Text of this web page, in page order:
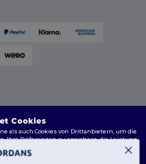
Cookies
als auch Cookies von Drittanbietern, um die
Ihre Präferenzen zu speichern, die Leistung
und personalisiertes Surferlebnis
Inhalt, optimierten